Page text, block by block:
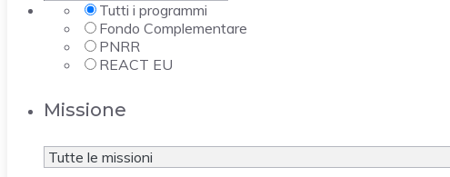
Tutti i programmi
Fondo Complementare
PNRR
REACT EU
Missione